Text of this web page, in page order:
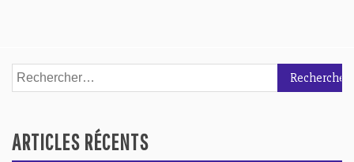
Rechercher :
ARTICLES RÉCENTS